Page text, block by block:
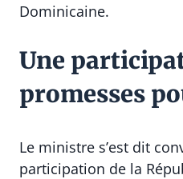
Dominicaine.
Une
promesses
Le ministre s’est dit
participation de la